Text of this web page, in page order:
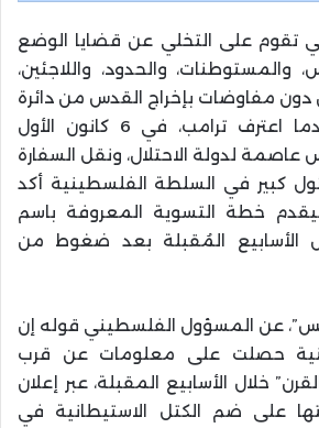
تقوم على التخلي عن قضايا الوضع
والمستوطنات، والحدود، واللاجئين،
دون مفاوضات بإخراج القدس من دائرة
التفاوض؛ وذلك عندما اعترف ترامب، في 6 كانون الأول
بالقدس عاصمة لدولة الاحتلال، ونقل السفارة
كبير في السلطة الفلسطينية أكد
خطة التسوية المعروفة باسم
الأسابيع المُقبلة بعد ضغوط من
عن المسؤول الفلسطيني قوله إن
حصلت على معلومات عن قرب
خلال الأسابيع المقبلة، عبر إعلان
على ضم الكتل الاستيطانية في